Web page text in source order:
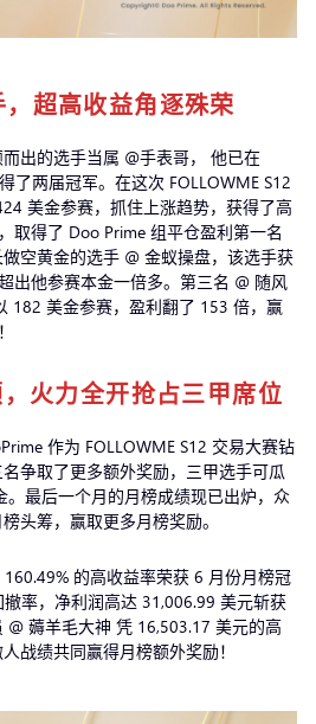
超高收益角逐殊荣
出的选手当属 @手表哥， 他已在
了两届冠军。在这次 FOLLOWME S12
美金参赛，抓住上涨趋势，获得了高
取得了 Doo Prime 组平仓盈利第一名
空黄金的选手 @ 金蚁操盘，该选手获
出他参赛本金一倍多。第三名 @ 随风
182 美金参赛，盈利翻了 153 倍，赢
火力全开抢占三甲席位
作为 FOLLOWME S12 交易大赛钻
争取了更多额外奖励，三甲选手可瓜
最后一个月的月榜成绩现已出炉，众
头筹，赢取更多月榜奖励。
的高收益率荣获 6 月份月榜冠
率，净利润高达 31,006.99 美元斩获
薅羊毛大神 凭 16,503.17 美元的高
战绩共同赢得月榜额外奖励！